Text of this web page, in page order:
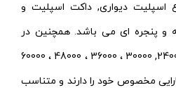
اسپلیت دیواری, داکت اسپلیت و
و پنجره ای می باشد. همچنین در
ظرفیت های 12000, 18000, 24000, 30000 ، 36000 ، 48000 ، 60000
مخصوص خود را دارند و متناسب